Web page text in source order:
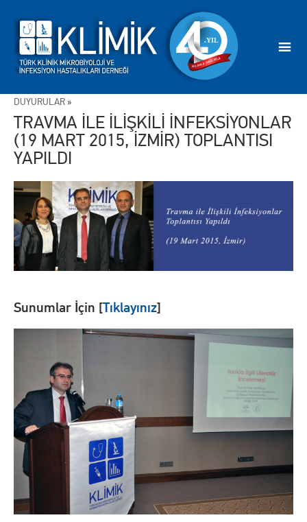
DUYURULAR »
TRAVMA İLE İLİŞKİLİ İNFEKSİYONLAR
(19 MART 2015, İZMİR) TOPLANTISI
YAPILDI
Sunumlar İçin [Tıklayınız]